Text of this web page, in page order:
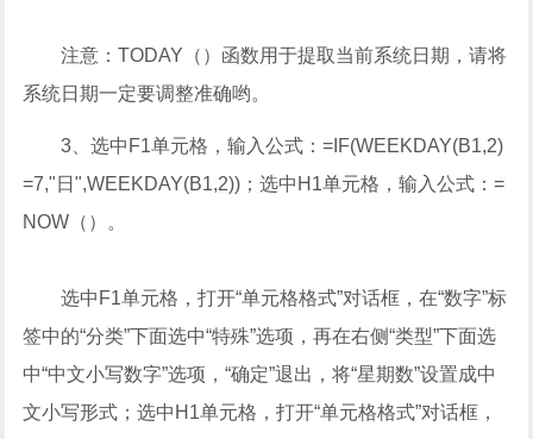
注意：TODAY（）函数用于提取当前系统日期，请将
系统日期一定要调整准确哟。
3、选中F1单元格，输入公式：=IF(WEEKDAY(B1,2)
=7,"日",WEEKDAY(B1,2))；选中H1单元格，输入公式：=
NOW（）。
选中F1单元格，打开“单元格格式”对话框，在“数字”标
签中的“分类”下面选中“特殊”选项，再在右侧“类型”下面选
中“中文小写数字”选项，“确定”退出，将“星期数”设置成中
文小写形式；选中H1单元格，打开“单元格格式”对话框，